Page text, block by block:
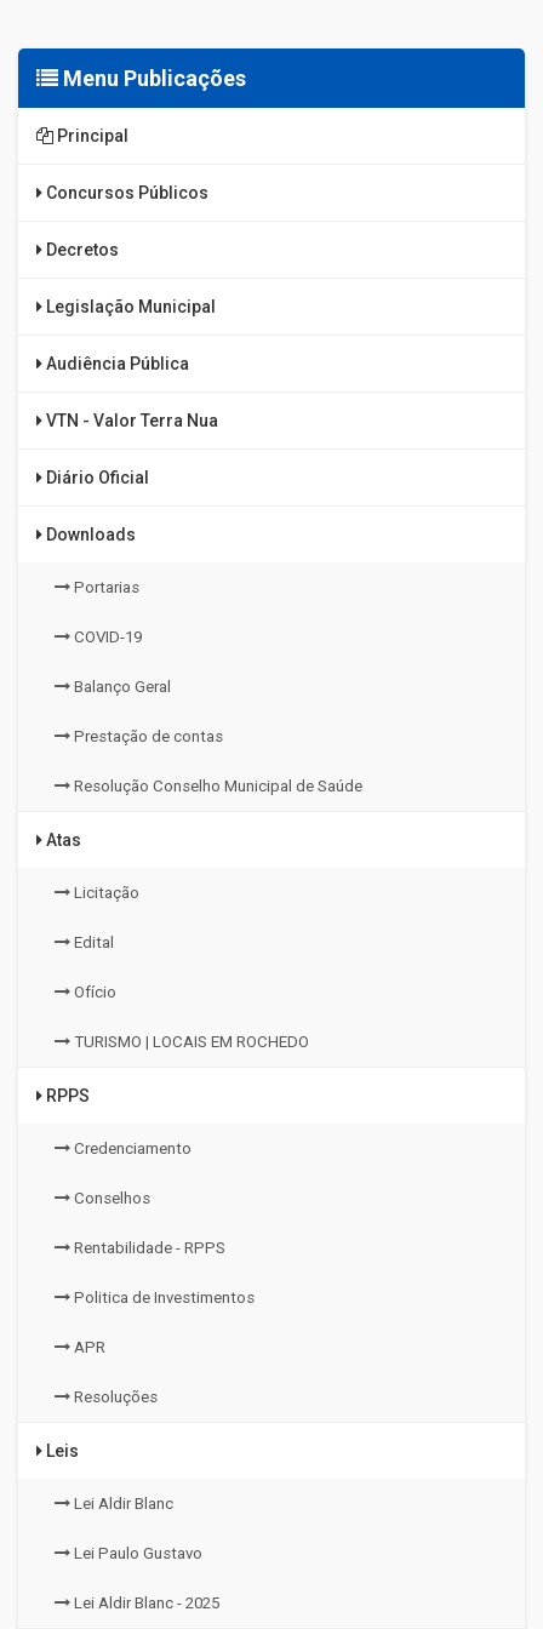
Menu Publicações
Principal
Concursos Públicos
Decretos
Legislação Municipal
Audiência Pública
VTN - Valor Terra Nua
Diário Oficial
Downloads
Portarias
COVID-19
Balanço Geral
Prestação de contas
Resolução Conselho Municipal de Saúde
Atas
Licitação
Edital
Ofício
TURISMO | LOCAIS EM ROCHEDO
RPPS
Credenciamento
Conselhos
Rentabilidade - RPPS
Politica de Investimentos
APR
Resoluções
Leis
Lei Aldir Blanc
Lei Paulo Gustavo
Lei Aldir Blanc - 2025